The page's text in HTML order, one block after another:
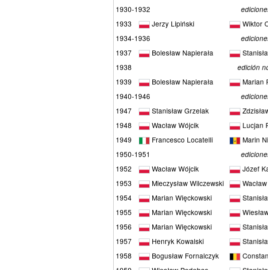
1930-1932
1933 Jerzy Lipiński Wiktor
1934-1936
1937 Bolesław Napierała
1938
edición
1939 Bolesław Napierała Marian
1940-1946
1947 Stanisław Grzelak
1948
Wacław Wójcik Lucjan
1949
Francesco Locatelli Marin
1950-1951
1952 Wacław Wójcik Józef
1953
Mieczysław Wilczewski
1954
Marian Więckowski
1955
Marian Więckowski
1956
Marian Więckowski
1957
Henryk Kowalski
1958
Bogusław Fornalczyk